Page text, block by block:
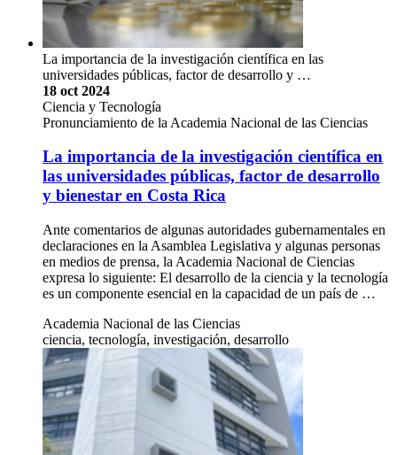
La importancia de la investigación científica en las
universidades públicas, factor de desarrollo y …
18 oct 2024
Ciencia y Tecnología
Pronunciamiento de la Academia Nacional de las Ciencias
La importancia de la investigación científica en
las universidades públicas, factor de desarrollo
y bienestar en Costa Rica
Ante comentarios de algunas autoridades gubernamentales en
declaraciones en la Asamblea Legislativa y algunas personas
en medios de prensa, la Academia Nacional de Ciencias
expresa lo siguiente: El desarrollo de la ciencia y la tecnología
es un componente esencial en la capacidad de un país de …
Academia Nacional de las Ciencias
ciencia, tecnología, investigación, desarrollo